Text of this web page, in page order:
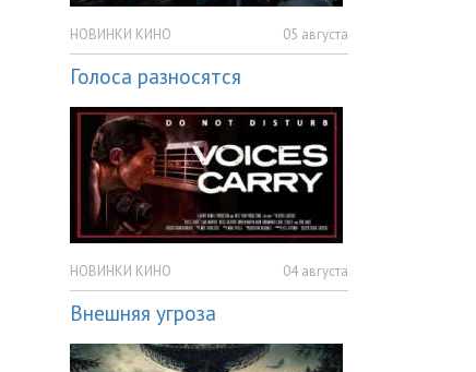
НОВИНКИ КИНО 05 августа
Голоса разносятся
НОВИНКИ КИНО 04 августа
Внешняя угроза